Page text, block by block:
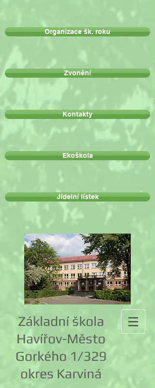
Organizace šk. roku
Zvonění
Kontakty
Ekoškola
Jídelní lístek
Základní škola
Havířov-Město
Gorkého 1/329
okres Karviná